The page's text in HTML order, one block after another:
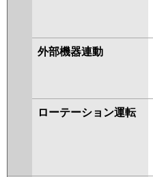
外部機器連動
ローテーション運転